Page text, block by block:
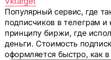
Популярный сервис, где
подписчиков в телеграм и
принципу биржи, где
деньги. Стоимость
оформляется быстро, как